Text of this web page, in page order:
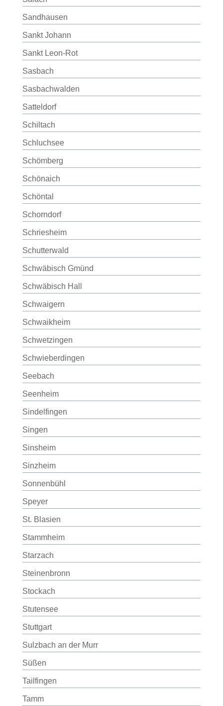
Sandhausen
Sankt Johann
Sankt Leon-Rot
Sasbach
Sasbachwalden
Satteldorf
Schiltach
Schluchsee
Schömberg
Schönaich
Schöntal
Schorndorf
Schriesheim
Schutterwald
Schwäbisch Gmünd
Schwäbisch Hall
Schwaigern
Schwaikheim
Schwetzingen
Schwieberdingen
Seebach
Seenheim
Sindelfingen
Singen
Sinsheim
Sinzheim
Sonnenbühl
Speyer
St. Blasien
Stammheim
Starzach
Steinenbronn
Stockach
Stutensee
Stuttgart
Sulzbach an der Murr
Süßen
Tailfingen
Tamm